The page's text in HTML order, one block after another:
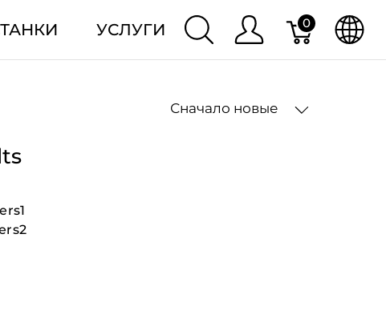
УСЛУГИ 0
Сначало новые